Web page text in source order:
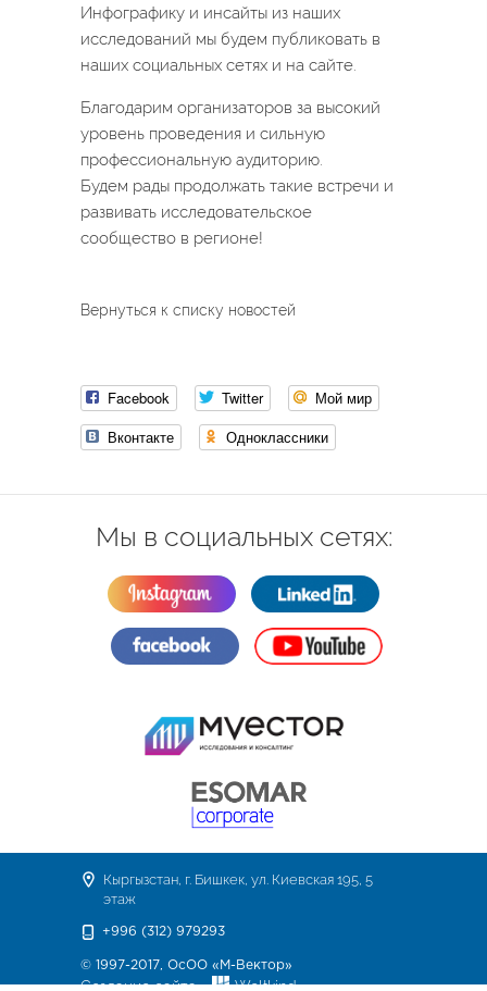
Инфографику и инсайты из наших
исследований мы будем публиковать в
наших социальных сетях и на сайте.
Благодарим организаторов за высокий
уровень проведения и сильную
профессиональную аудиторию.
Будем рады продолжать такие встречи и
развивать исследовательское
сообщество в регионе!
Вернуться к списку новостей
Facebook Twitter
Мой мир
Вконтакте
Одноклассники
Мы в социальных сетях:
Кыргызстан, г. Бишкек, ул. Киевская 195, 5
этаж
+996 (312) 979293
© 1997-2017, ОсОО «М-Вектор»
Создание сайта - Weltkind